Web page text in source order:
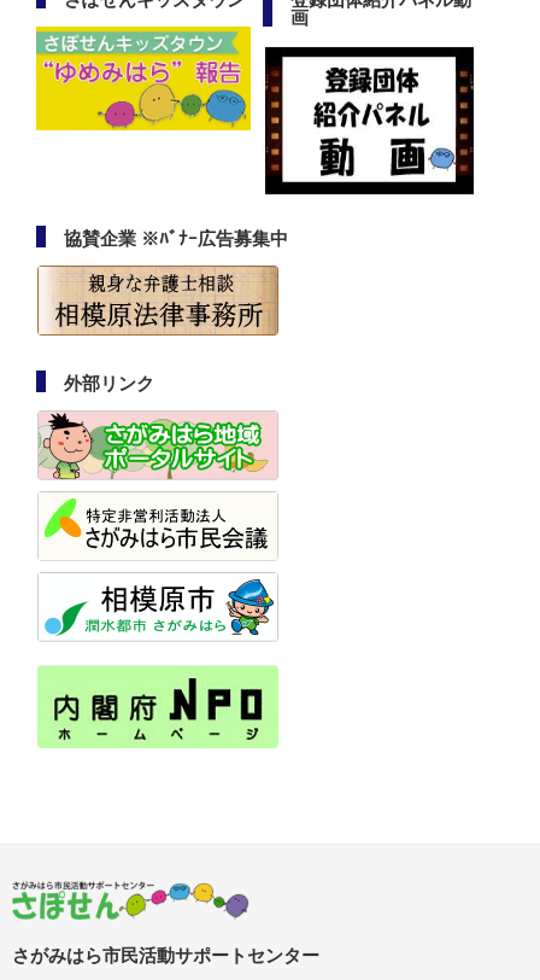
画
協賛企業 ※ﾊﾞﾅｰ広告募集中
外部リンク
さがみはら市民活動サポートセンター